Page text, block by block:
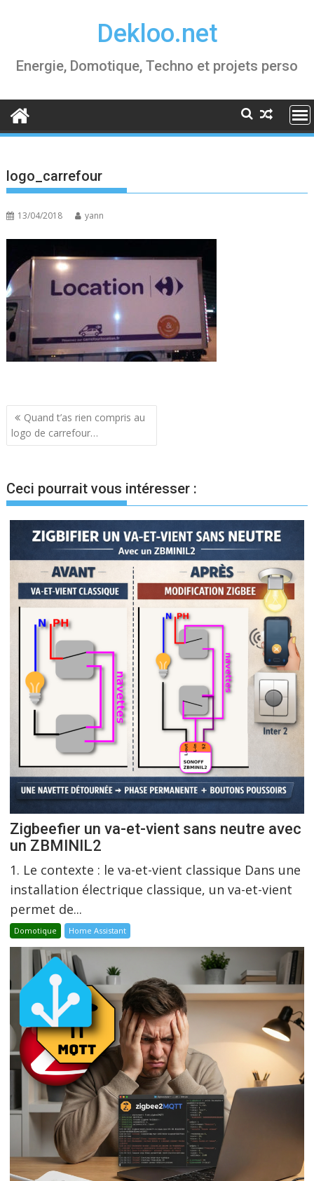
Dekloo.net
Energie, Domotique, Techno et projets perso
logo_carrefour
13/04/2018 yann
Navigation
de
Quand t’as rien compris au
logo de carrefour…
Ceci pourrait vous intéresser :
Zigbeefier un va-et-vient sans neutre avec
un ZBMINIL2
1. Le contexte : le va-et-vient classique Dans une
installation électrique classique, un va-et-vient
permet de...
Domotique Home Assistant